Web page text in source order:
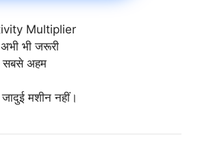
Multiplier
भी जरूरी
अहम
मशीन नहीं।